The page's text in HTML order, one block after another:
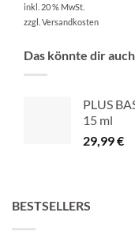
inkl. 20 % MwSt.
zzgl. Versandkosten
Das könnte dir
PLUS
15 ml
29,99€
BESTSELLERS